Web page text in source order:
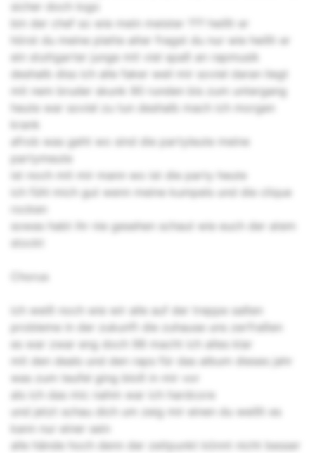
sicher doch logo
bin der chef so wie mein meister ??? heißt er
hörst du meine platte alter fragst du nur wie heißt er
ein stuttgarter junge mit viel spaß an rapmusik
deshalb diss ich alle faker weil mir soviel daran liegt
mit nem bruder skunk 90 runden bis zum untergang
heute war soviel zu tun deshalb mach ich morgen
krank
afrob was geht wo sind die partyleute meine
partymeute
ist noch mit mir mann wo ist die party heute
ich fühl mich gut wenn meine kumpels und die clique
rocken
sowas habt ihr nie gesehen schaut wie euch der atem
stockt
Chorus
ich weiß noch wie wir alle auf der treppe saßen
probleme in der zukunft die zuhause uns zerfraßen
es war zwar eng doch 98 macht ich alles klar
mit den deals und den raps für das album dieses jahr
was zum teufel ging bloß in mir vor
als ich das mic nahm war ich hardcore
und jetzt schau dich um zeig mir einen du weißt es
kann nur einer sein
alle hände hoch denn der zeitpunkt könnt nicht besser